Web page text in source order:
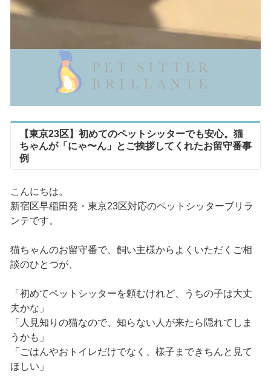
【東京23区】初めてのペットシッターでも安心。猫
ちゃんが「にゃ〜ん」とご挨拶してくれたお留守番事
例
こんにちは。
新宿区早稲田発・東京23区対応のペットシッターブリラ
ンテです。
猫ちゃんのお留守番で、飼い主様からよくいただくご相
談のひとつが、
「初めてペットシッターを頼むけれど、うちの子は大丈
夫かな」
「人見知りの猫なので、知らない人が来たら隠れてしま
うかも」
「ごはんやおトイレだけでなく、様子まできちんと見て
ほしい」